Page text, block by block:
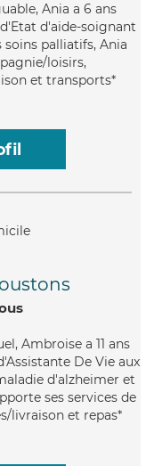
Ania a 6 ans
d'aide-soignant
palliatifs, Ania
loisirs,
et transports*
Ambroise a 11 ans
De Vie aux
d'alzheimer et
ses services de
livraison et repas*